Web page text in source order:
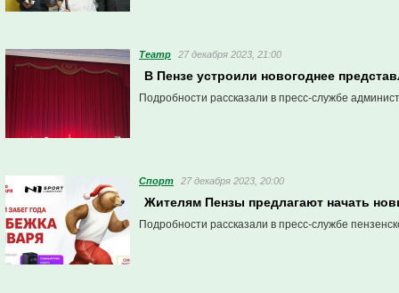
Театр 27 декабря 2023, 21:00
В Пензе устроили новогоднее
Подробности рассказали в пресс-службе
Спорт 27 декабря 2023, 20:00
Жителям Пензы предлагают начать
Подробности рассказали в пресс-службе